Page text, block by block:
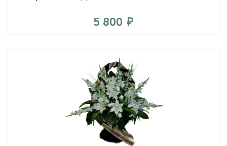
5 800